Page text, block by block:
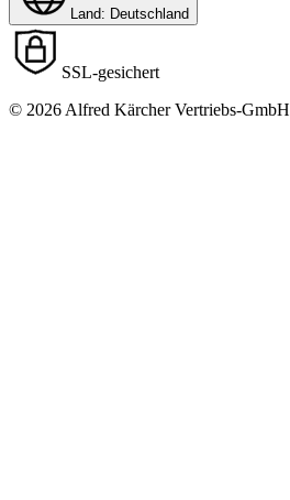
Land: Deutschland
SSL-gesichert
© 2026 Alfred Kärcher Vertriebs-GmbH